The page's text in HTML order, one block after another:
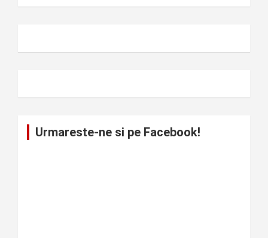
Urmareste-ne si pe Facebook!